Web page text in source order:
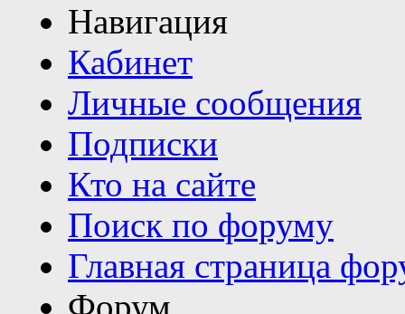
Навигация
Кабинет
Личные сообщения
Подписки
Кто на сайте
Поиск по форуму
Главная страница
Форум